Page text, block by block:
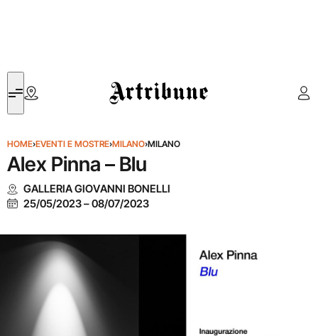
Artribune
HOME›EVENTI E MOSTRE›MILANO›MILANO
Alex Pinna – Blu
GALLERIA GIOVANNI BONELLI
25/05/2023–08/07/2023